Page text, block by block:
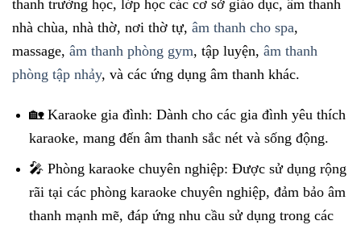
thanh trường học, lớp học các cơ sở giáo dục, âm thanh
nhà chùa, nhà thờ, nơi thờ tự, âm thanh cho spa,
massage, âm thanh phòng gym, tập luyện, âm thanh
phòng tập nhảy, và các ứng dụng âm thanh khác.
🏡 Karaoke gia đình: Dành cho các gia đình yêu thích
karaoke, mang đến âm thanh sắc nét và sống động.
🎤 Phòng karaoke chuyên nghiệp: Được sử dụng rộng
rãi tại các phòng karaoke chuyên nghiệp, đảm bảo âm
thanh mạnh mẽ, đáp ứng nhu cầu sử dụng trong các